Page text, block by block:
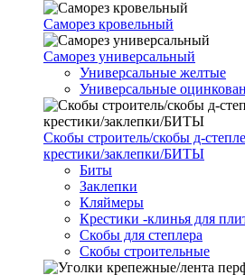
Саморез кровельный
Саморез универсальный
Универсальные желтые
Универсальные
Скобы строитель/скобы д-
крестики/заклепки/БИТЫ
Биты
Заклепки
Кляймеры
Крестики -клинья для
Скобы для степлера
Скобы строительные